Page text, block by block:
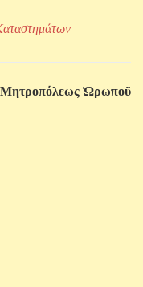
Μητροπόλεως Ὠρωποῦ